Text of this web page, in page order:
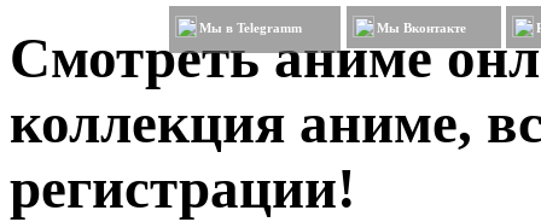
Смотреть аниме
коллекция аниме,
регистрации!
Мы в Telegramm Мы Вконтакте